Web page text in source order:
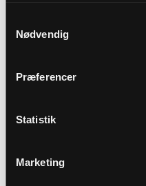
Nødvendig
Præferencer
Statistik
Marketing
Damsholte Kirke,
Link
https://